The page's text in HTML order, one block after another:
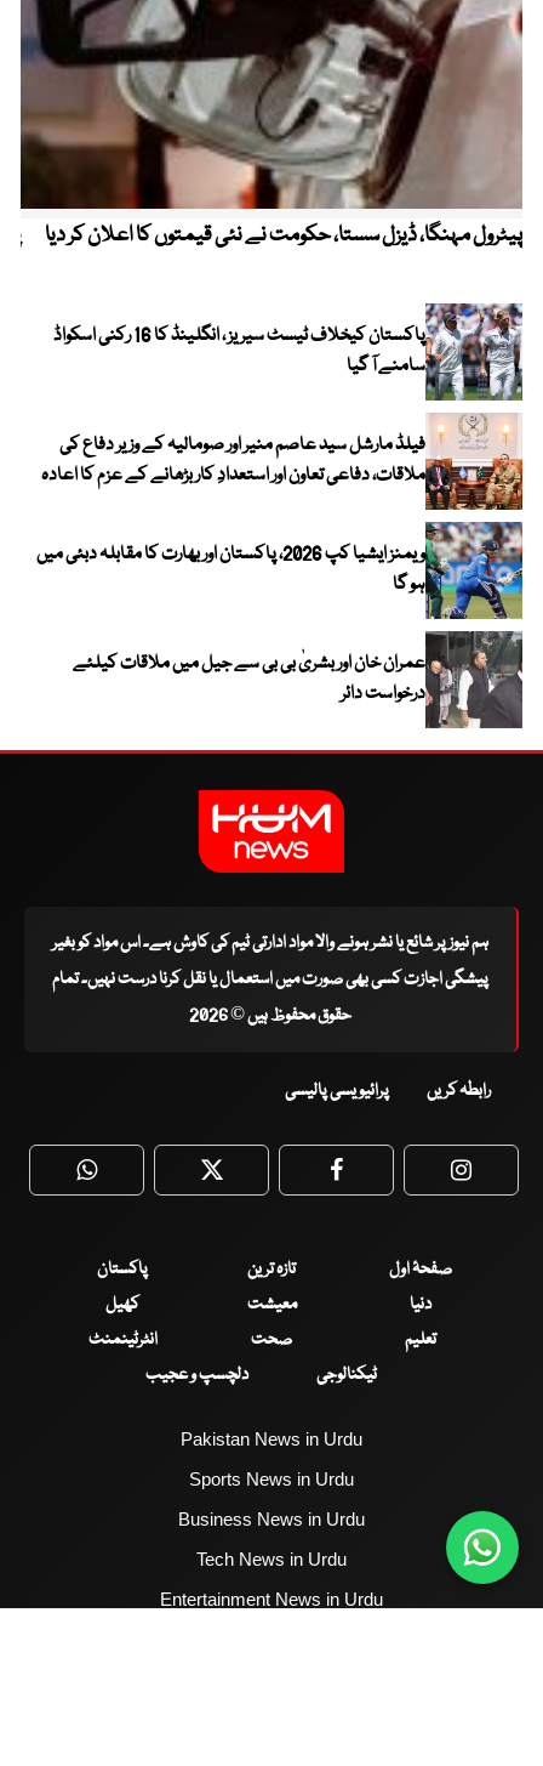
پیٹرول مہنگا، ڈیزل سستا، حکومت نے نئی قیمتوں کا اعلان کر دیا
پاکستان کیخلاف ٹیسٹ سیریز ، انگلینڈ کا 16 رکنی اسکواڈ
سامنے آ گیا
فیلڈ مارشل سید عاصم منیر اور صومالیہ کے وزیر دفاع کی
ملاقات، دفاعی تعاون اور استعدادِ کار بڑھانے کے عزم کا اعادہ
ویمنز ایشیا کپ 2026، پاکستان اور بھارت کا مقابلہ دبئی میں
ہو گا
عمران خان اور بشریٰ بی بی سے جیل میں ملاقات کیلئے
درخواست دائر
ہم نیوز پر شائع یا نشر ہونے والا مواد ادارتی ٹیم کی کاوش ہے۔ اس مواد کو بغیر
پیشگی اجازت کسی بھی صورت میں استعمال یا نقل کرنا درست نہیں۔ تمام
حقوق محفوظ ہیں © 2026
رابطہ کریں پرائیویسی پالیسی
WhatsApp Twitter Facebook
صفحۂ اول تازہ ترین
پاکستان
دنیا
معیشت
کھیل
تعلیم
صحت
انٹرٹینمنٹ
ٹیکنالوجی
دلچسپ و عجیب
Pakistan News in Urdu
Sports News in Urdu
Business News in Urdu
Tech News in Urdu
Entertainment News in Urdu